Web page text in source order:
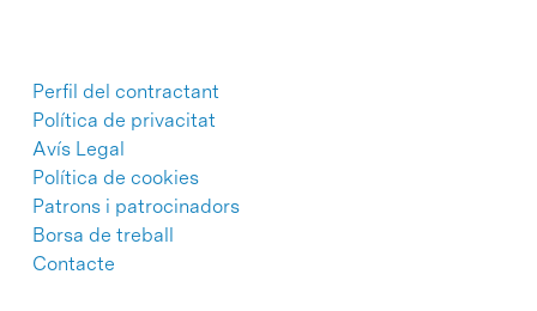
Perfil del contractant
Política de privacitat
Avís Legal
Política de cookies
Patrons i patrocinadors
Borsa de treball
Contacte